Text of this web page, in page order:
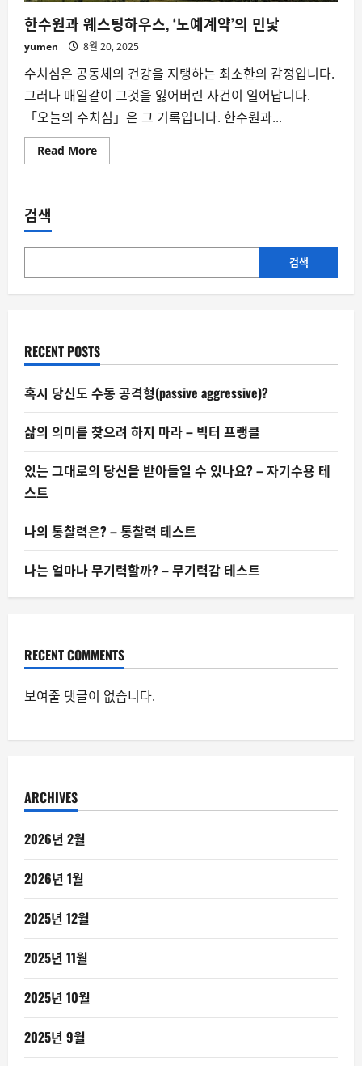
한수원과 웨스팅하우스, ‘노예계약’의 민낯
yumen 8월 20, 2025
수치심은 공동체의 건강을 지탱하는 최소한의 감정입니다.
그러나 매일같이 그것을 잃어버린 사건이 일어납니다.
「오늘의 수치심」은 그 기록입니다. 한수원과...
Read MoreRead
more
웨
팅
우
‘노
민
낯
검색
검색
RECENT POSTS
혹시 당신도 수동 공격형(passive aggressive)?
삶의 의미를 찾으려 하지 마라 – 빅터 프랭클
있는 그대로의 당신을 받아들일 수 있나요? – 자기수용 테
스트
나의 통찰력은? – 통찰력 테스트
나는 얼마나 무기력할까? – 무기력감 테스트
RECENT COMMENTS
보여줄 댓글이 없습니다.
ARCHIVES
2026년 2월
2026년 1월
2025년 12월
2025년 11월
2025년 10월
2025년 9월